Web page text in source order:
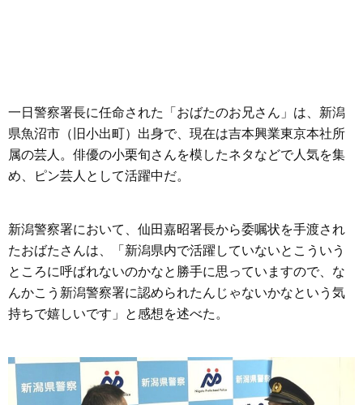
一日警察署長に任命された「おばたのお兄さん」は、新潟
県魚沼市（旧小出町）出身で、現在は吉本興業東京本社所
属の芸人。俳優の小栗旬さんを模したネタなどで人気を集
め、ピン芸人として活躍中だ。
新潟警察署において、仙田嘉昭署長から委嘱状を手渡され
たおばたさんは、「新潟県内で活躍していないとこういう
ところに呼ばれないのかなと勝手に思っていますので、な
んかこう新潟警察署に認められたんじゃないかなという気
持ちで嬉しいです」と感想を述べた。